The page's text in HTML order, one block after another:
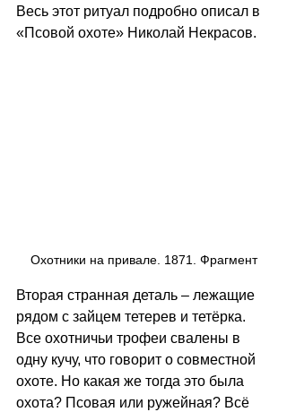
Весь этот ритуал подробно описал в
«Псовой охоте» Николай Некрасов.
Охотники на привале. 1871. Фрагмент
Вторая странная деталь – лежащие
рядом с зайцем тетерев и тетёрка.
Все охотничьи трофеи свалены в
одну кучу, что говорит о совместной
охоте. Но какая же тогда это была
охота? Псовая или ружейная? Всё